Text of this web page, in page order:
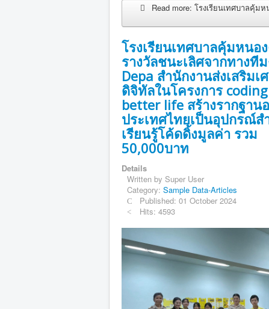
Read more: โรงเรียนเทศบาลคุ้
โรงเรียนเทศบาลคุ้มหนอ
รางวัลชนะเลิศจากทางที
Depa สำนักงานส่งเสริมเ
ดิจิทัลในโครงการ
better life สร้างรากฐาน
ประเทศไทยเป็นอุปกรณ์ส
เรียนรู้โค้ดดิ้งมูลค่า รวม
50,000บาท
Details
Written by Super User
Category: Sample Data-Articles
Published: 01 October 2024
Hits: 4593